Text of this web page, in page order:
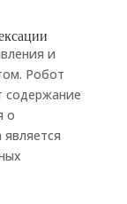
и
Робот
содержание
о